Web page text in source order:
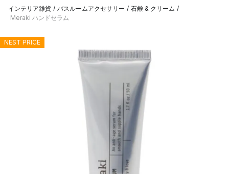
インテリア雑貨 / バスルームアクセサリー / 石鹸 & クリーム /
Meraki ハンドセラム
NEST PRICE